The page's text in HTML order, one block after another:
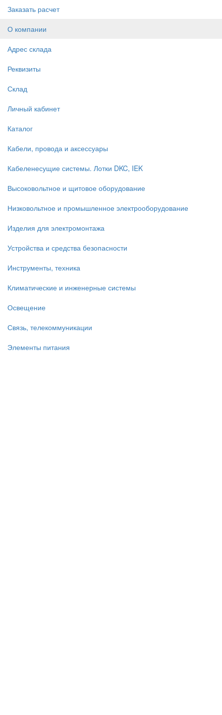
Заказать расчет
О компании
Адрес склада
Реквизиты
Склад
Личный кабинет
Каталог
Кабели, провода и аксессуары
Кабеленесущие системы. Лотки DKC, IEK
Высоковольтное и щитовое оборудование
Низковольтное и промышленное электрооборудование
Изделия для электромонтажа
Устройства и средства безопасности
Инструменты, техника
Климатические и инженерные системы
Освещение
Связь, телекоммуникации
Элементы питания